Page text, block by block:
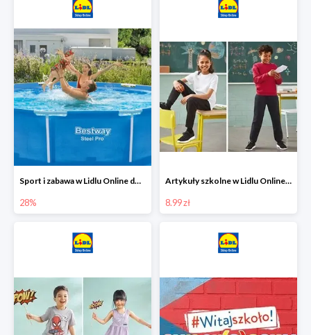
Sport i zabawa w Lidlu Online do -28%
28%
Artykuły szkolne w Lidlu Online od 8,99 zł
8.99 zł